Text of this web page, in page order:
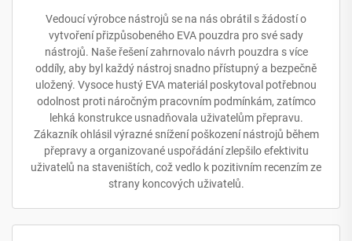
Vedoucí výrobce nástrojů se na nás obrátil s žádostí o
vytvoření přizpůsobeného EVA pouzdra pro své sady
nástrojů. Naše řešení zahrnovalo návrh pouzdra s více
oddíly, aby byl každý nástroj snadno přístupný a bezpečně
uložený. Vysoce hustý EVA materiál poskytoval potřebnou
odolnost proti náročným pracovním podmínkám, zatímco
lehká konstrukce usnadňovala uživatelům přepravu.
Zákazník ohlásil výrazné snížení poškození nástrojů během
přepravy a organizované uspořádání zlepšilo efektivitu
uživatelů na staveništích, což vedlo k pozitivním recenzím ze
strany koncových uživatelů.